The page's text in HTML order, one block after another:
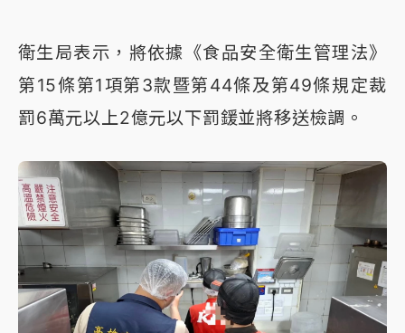
衛生局表示，將依據《食品安全衛生管理法》
第15條第1項第3款暨第44條及第49條規定裁
罰6萬元以上2億元以下罰鍰並將移送檢調。